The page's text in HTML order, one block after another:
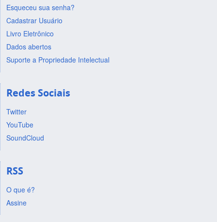
Esqueceu sua senha?
Cadastrar Usuário
Livro Eletrônico
Dados abertos
Suporte a Propriedade Intelectual
Redes Sociais
Twitter
YouTube
SoundCloud
RSS
O que é?
Assine